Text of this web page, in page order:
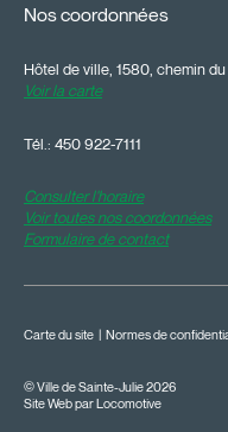
Nos coordonnées
Hôtel de ville, 1580, chemin
Voir la carte
Tél.: 450 922-7111
Consulter l'horaire
Voir toutes nos coordonnées
Formulaire de contact
© Ville de Sainte-Julie 2026
Carte du site Normes de
Site Web par Locomotive